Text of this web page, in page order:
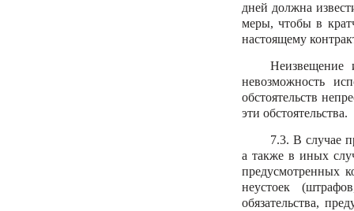
дней должна
меры, чтобы в
настоящему
Неизвещение
невозможность
обстоятельств
эти обстоятельства.
7.3. В случае
а также в иных
предусмотренных
неустоек
обязательства,